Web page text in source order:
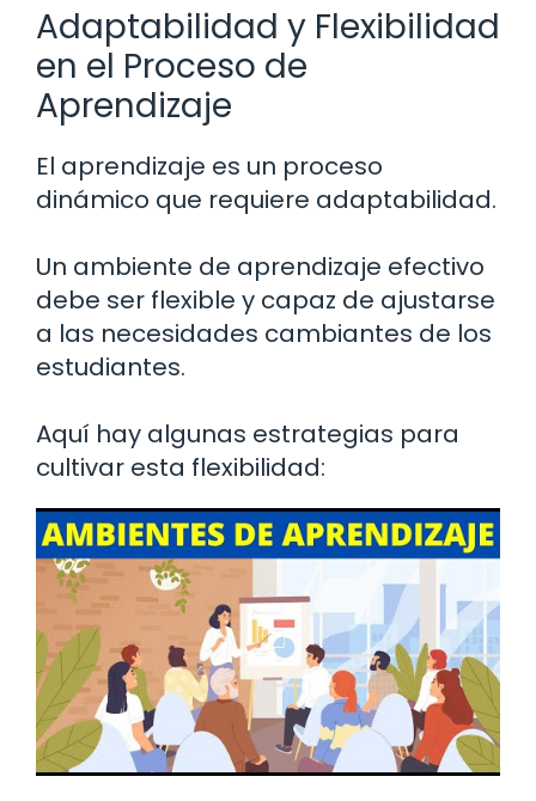
Adaptabilidad y Flexibilidad
en el Proceso de
Aprendizaje
El aprendizaje es un proceso
dinámico que requiere adaptabilidad.
Un ambiente de aprendizaje efectivo
debe ser flexible y capaz de ajustarse
a las necesidades cambiantes de los
estudiantes.
Aquí hay algunas estrategias para
cultivar esta flexibilidad: